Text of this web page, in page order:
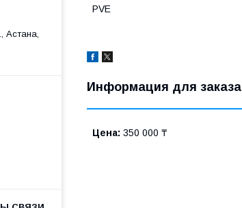
PVE
Информация для заказа
Цена: 350 000 ₸
Астана,